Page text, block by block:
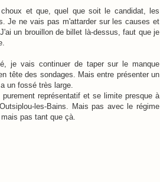
et que, quel que soit le candidat, les
Je ne vais pas m'attarder sur les causes et
un brouillon de billet là-dessus, faut que je
je vais continuer de taper sur le manque
tête des sondages. Mais entre présenter un
un fossé très large.
représentatif et se limite presque à
les-Bains. Mais pas avec le régime
pas tant que çà.